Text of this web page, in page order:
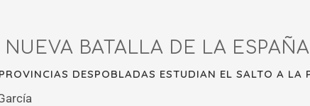
NUEVA BATALLA DE LA
DESPOBLADAS ESTUDIAN EL SALTO A